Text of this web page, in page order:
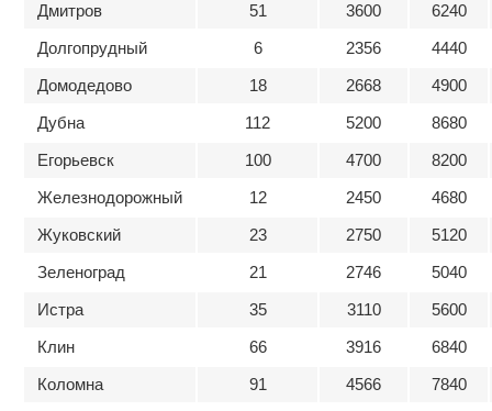
Дмитров
51 3600
6240
Долгопрудный
6 2356
4440
Домодедово
18 2668
4900
Дубна
112 5200
8680
Егорьевск
100 4700
8200
Железнодорожный
12 2450
4680
Жуковский
23 2750
5120
Зеленоград
21 2746
5040
Истра
35 3110
5600
Клин
66 3916
6840
Коломна
91 4566
7840